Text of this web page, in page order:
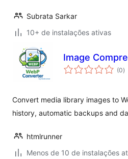
Subrata Sarkar
10+ de instalações ativas
Image
(0de
)
Convert media library images to
history, automatic backups and
htmlrunner
Menos de 10 de instalações